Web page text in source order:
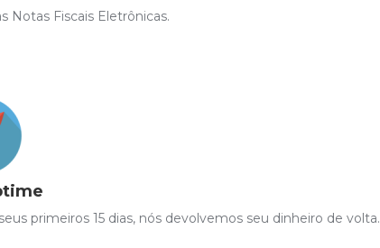
Notas Fiscais Eletrônicas.
primeiros 15 dias, nós devolvemos seu dinheiro de volta.